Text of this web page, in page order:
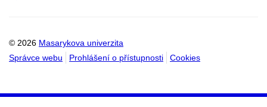
© 2026 Masarykova univerzita
Správce webu
Prohlášení o přístupnosti Cookies
Email